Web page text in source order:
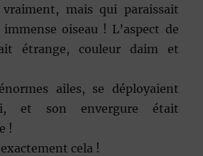
mais qui paraissait
oiseau ! L’aspect de
étrange, couleur daim et
ailes, se déployaient
et son envergure était
!
exactement cela !